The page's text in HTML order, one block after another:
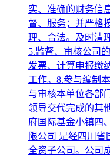
实、准确的财务信
督、服务；并严格
理、合法。及时清
5.监督、审核公司
发票、计算申报缴
工作。8.参与编制
与审核本单位各部
领导交代完成的其
府国际基金小镇四
限公司 是经四川
全资子公司。公司